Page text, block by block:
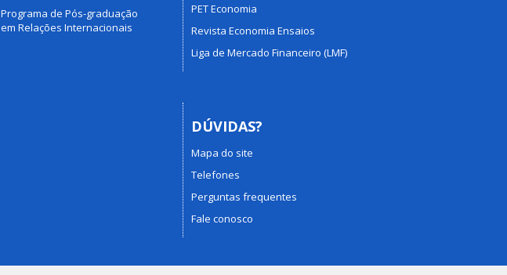
Programa de Pós-graduação
em Relações Internacionais
PET Economia
Revista Economia Ensaios
Liga de Mercado Financeiro (LMF)
DÚVIDAS?
Mapa do site
Telefones
Perguntas frequentes
Fale conosco